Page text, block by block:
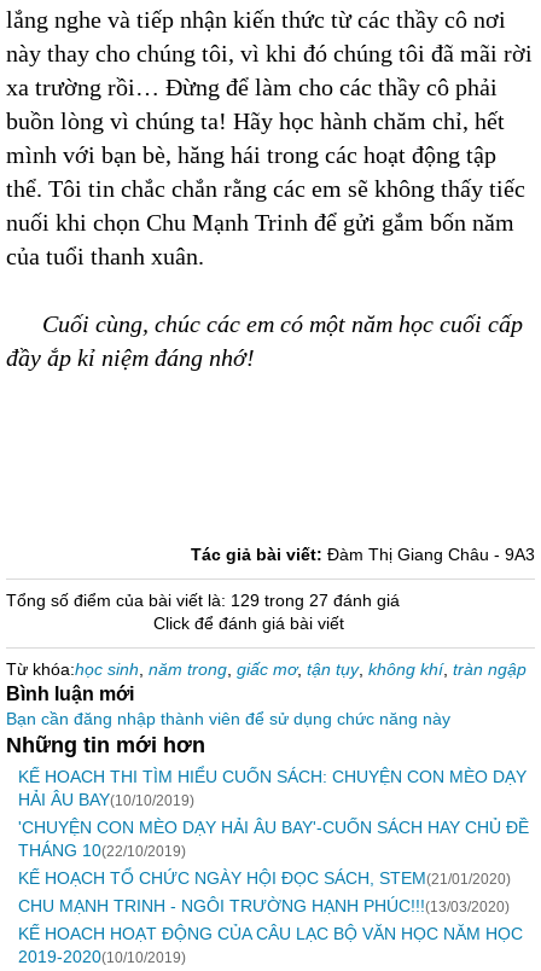
lắng nghe và tiếp nhận kiến thức từ các thầy cô nơi
này thay cho chúng tôi, vì khi đó chúng tôi đã mãi rời
xa trường rồi… Đừng để làm cho các thầy cô phải
buồn lòng vì chúng ta! Hãy học hành chăm chỉ, hết
mình với bạn bè, hăng hái trong các hoạt động tập
thể. Tôi tin chắc chắn rằng các em sẽ không thấy tiếc
nuối khi chọn Chu Mạnh Trinh để gửi gắm bốn năm
của tuổi thanh xuân.
Cuối cùng, chúc các em có một năm học cuối cấp
đầy ắp kỉ niệm đáng nhớ!
Tác giả bài viết: Đàm Thị Giang Châu - 9A3
Tổng số điểm của bài viết là: 129 trong 27 đánh giá
Click để đánh giá bài viết
Từ khóa:học sinh năm trong giấc mơ, tận tụy, không khí, tràn ngập
Bình luận mới
Bạn cần đăng nhập thành viên để sử dụng chức năng này
Những tin mới hơn
KẾ HOACH THI TÌM HIỂU CUỐN SÁCH: CHUYỆN CON MÈO DẠY
HẢI ÂU BAY(10/10/2019)
'CHUYỆN CON MÈO DẠY HẢI ÂU BAY'-CUỐN SÁCH HAY CHỦ ĐỀ
THÁNG 10(22/10/2019)
KẾ HOẠCH TỔ CHỨC NGÀY HỘI ĐỌC SÁCH, STEM(21/01/2020)
CHU MẠNH TRINH - NGÔI TRƯỜNG HẠNH PHÚC!!!(13/03/2020)
KẾ HOACH HOẠT ĐỘNG CỦA CÂU LẠC BỘ VĂN HỌC NĂM HỌC
2019-2020(10/10/2019)